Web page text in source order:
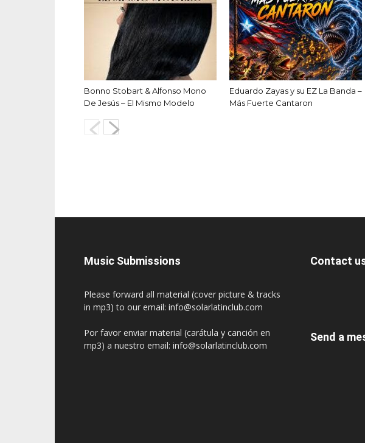
Bonno Stobart & Alfonso Mono
De Jesús – El Mismo Modelo
Eduardo Zayas y su EZ La Banda –
Más Fuerte Cantaron
Music Submissions
Please forward all material (cover picture & tracks
in mp3) to our email: info@solarlatinclub.com
Por favor enviar material (carátula y canción en
mp3) a nuestro email: info@solarlatinclub.com
Contact
Send a